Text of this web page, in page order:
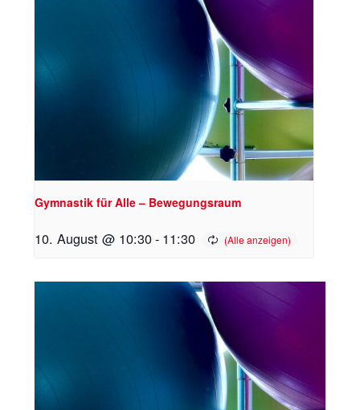
Gymnastik für Alle – Bewegungsraum
10. August @ 10:30- 11:30